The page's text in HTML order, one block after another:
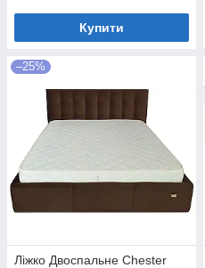
Купити
–25%
Ліжко Двоспальне Chester